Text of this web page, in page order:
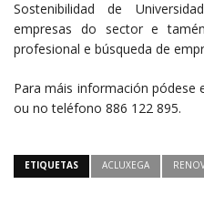
Sostenibilidad de
empresas do sector e
profesional e búsqueda de
Para máis información pódese
ou no teléfono 886 122 895.
ETIQUETAS ACLUXEGA